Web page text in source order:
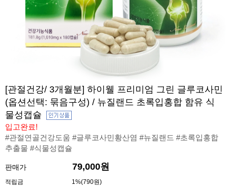
[관절건강/ 3개월분] 하이웰 프리미엄 그린 글루코사민
(옵션선택: 묶음구성) / 뉴질랜드 초록입홍합 함유 식
물성캡슐
입고완료!
#관절연골건강도움 #글루코사민황산염 #뉴질랜드 #초록입홍합
추출물 #식물성캡슐
판매가 79,000원
적립금 1%(790원)